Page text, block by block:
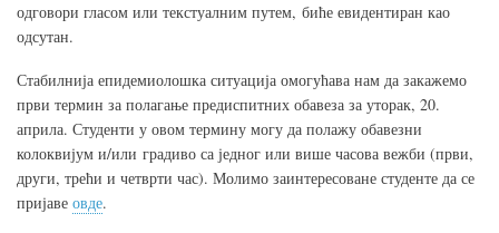
одговори гласом или текстуалним путем, биће евидентиран као
одсутан.
Стабилнија епидемиолошка ситуација омогућава нам да закажемо
први термин за полагање предиспитних обавеза за уторак, 20.
априла. Студенти у овом термину могу да полажу обавезни
колоквијум и/или градиво са једног или више часова вежби (први,
други, трећи и четврти час). Молимо заинтересоване студенте да се
пријаве овде.